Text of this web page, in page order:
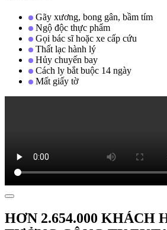
Gãy xương, bong gân, bầm tím
Ngộ độc thực phẩm
Gọi bác sĩ hoặc xe cấp cứu
Thất lạc hành lý
Hủy chuyến bay
Cách ly bắt buộc 14 ngày
Mất giấy tờ
HƠN 2.654.000 KHÁCH